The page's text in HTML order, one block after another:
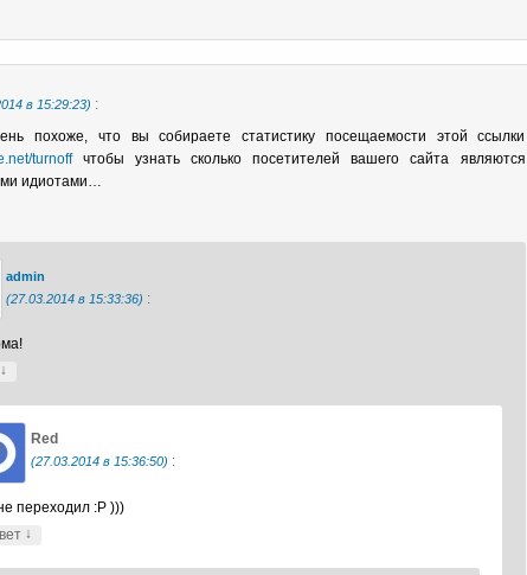
в 15:29:23) :
похоже, что вы собираете статистику посещаемости этой ссылки
turnoffчтобы узнать сколько посетителей вашего сайта являются
идиотами…
admin
(27.03.2014 в 15:33:36) :
↓
Red
(27.03.2014 в 15:36:50) :
переходил :Р )))
↓